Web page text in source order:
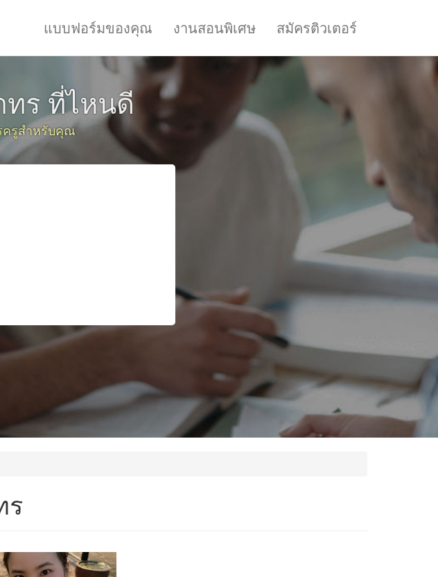
แบบฟอร์มของคุณ งานสอนพิเศษ สมัครติวเตอร์
ทร ที่ไหนดี
ครูสำหรับคุณ
ร